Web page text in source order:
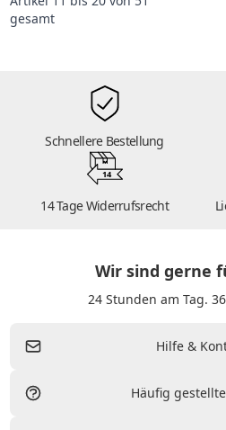
gesamt
Schnellere Bestellung
14
14 Tage Widerrufsrecht
Wir sind gerne
24 Stunden am Tag.
Hilfe &
Häufig